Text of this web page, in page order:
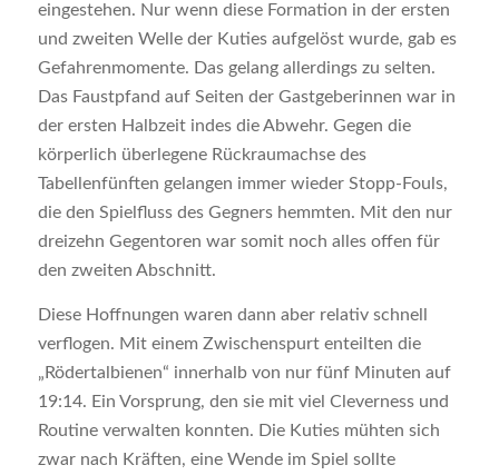
eingestehen. Nur wenn diese Formation in der ersten
und zweiten Welle der Kuties aufgelöst wurde, gab es
Gefahrenmomente. Das gelang allerdings zu selten.
Das Faustpfand auf Seiten der Gastgeberinnen war in
der ersten Halbzeit indes die Abwehr. Gegen die
körperlich überlegene Rückraumachse des
Tabellenfünften gelangen immer wieder Stopp-Fouls,
die den Spielfluss des Gegners hemmten. Mit den nur
dreizehn Gegentoren war somit noch alles offen für
den zweiten Abschnitt.
Diese Hoffnungen waren dann aber relativ schnell
verflogen. Mit einem Zwischenspurt enteilten die
„Rödertalbienen“ innerhalb von nur fünf Minuten auf
19:14. Ein Vorsprung, den sie mit viel Cleverness und
Routine verwalten konnten. Die Kuties mühten sich
zwar nach Kräften, eine Wende im Spiel sollte